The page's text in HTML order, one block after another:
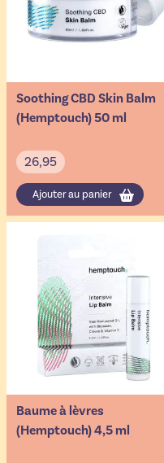
Soothing CBD Skin Balm
(Hemptouch) 50 ml
26,95
Ajouter au panier
Baume à lèvres
(Hemptouch) 4,5 ml